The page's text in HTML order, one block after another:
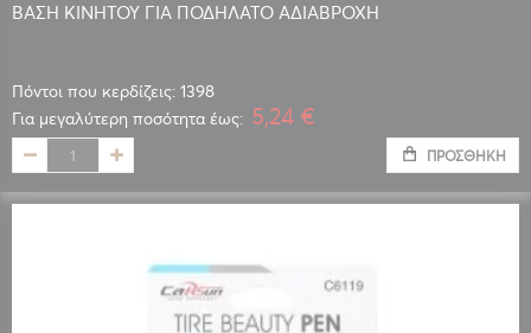
ΒΑΣΗ ΚΙΝΗΤΟΥ ΓΙΑ ΠΟΔΗΛΑΤΟ ΑΔΙΑΒΡΟΧΗ
Πόντοι που κερδίζεις: 1398
Για μεγαλύτερη ποσότητα έως: 5,24 €
ΠΡΟΣΘΉΚΗ